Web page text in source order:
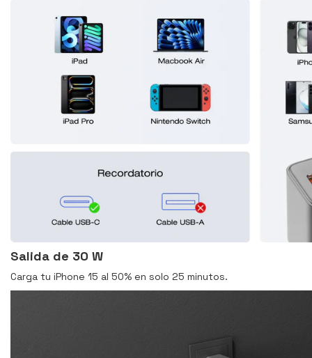
Salida de 30 W
Carga tu iPhone 15 al 50% en solo 25 minutos.